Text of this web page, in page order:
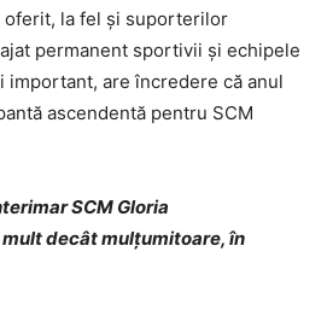
la fel şi suporterilor
permanent sportivii şi echipele
important, are încredere că anul
ascendentă pentru SCM
SCM Gloria
mult decât mulţumitoare, în